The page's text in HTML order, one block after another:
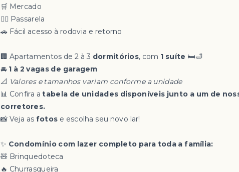
🛒 Mercado
🚶‍♂️ Passarela
🚗 Fácil acesso à rodovia e retorno
🏢 Apartamentos de 2 à 3 dormitórios, com 1 suíte 🛏️🛁
🚘 1 à 2 vagas de garagem
📐 Valores e tamanhos variam conforme a unidade
📊 Confira atabela de unidades disponíveis junto a um de
corretores.
📸 Veja as fotos e escolha seu novo lar!
✨ Condomínio com lazer completo para toda a família:
🧸 Brinquedoteca
🔥 Churrasqueira